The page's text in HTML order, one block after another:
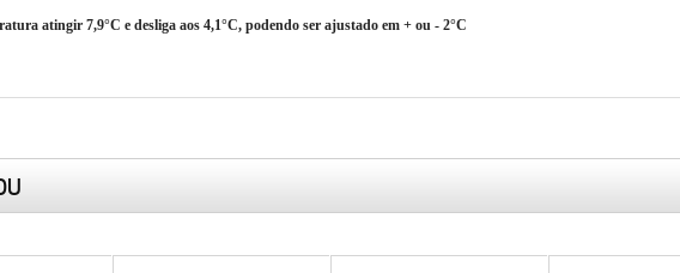
atingir 7,9°C e desliga aos 4,1°C, podendo ser ajustado em + ou - 2°C